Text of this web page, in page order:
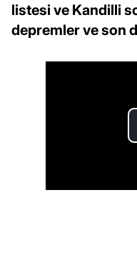
listesi ve Kandilli
depremler ve son